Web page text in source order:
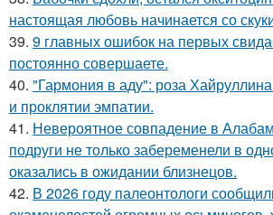
настоящая любовь начинается со
39. 9 главных ошибок на первых
постоянно совершаете.
40. "Гармония в аду": роза
и проклятии эмпатии.
41. Невероятное совпадение в
подруги не только забеременели в
оказались в ожидании близнецов.
42. В 2026 году палеонтологи